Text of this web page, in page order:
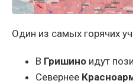
Один из самых горячих
В Гришино идут
Севернее